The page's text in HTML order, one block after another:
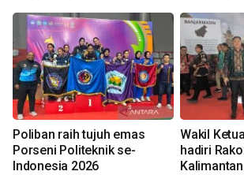
Poliban raih tujuh emas
Porseni Politeknik se-
Indonesia 2026
Wakil
hadiri
Kalimantan